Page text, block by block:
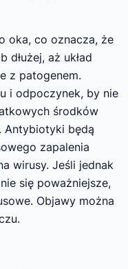
oka, co oznacza, że
aż układ
z patogenem.
i odpoczynek, by nie
środków
Antybiotyki będą
zapalenia
wirusy. Jeśli jednak
się poważniejsze,
Objawy można